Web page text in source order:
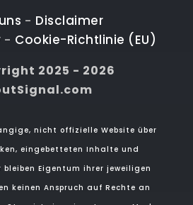
- Disclaimer
- Cookie-Richtlinie (EU)
2025 - 2026
nicht offizielle Website über
eingebetteten Inhalte und
Eigentum ihrer jeweiligen
keinen Anspruch auf Rechte an